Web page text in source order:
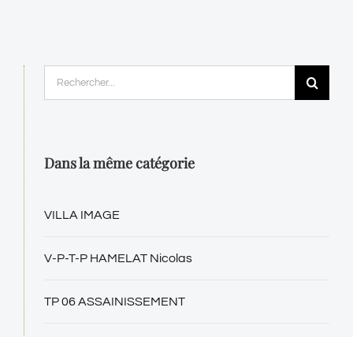
Dans la même catégorie
VILLA IMAGE
V-P-T-P HAMELAT Nicolas
TP 06 ASSAINISSEMENT